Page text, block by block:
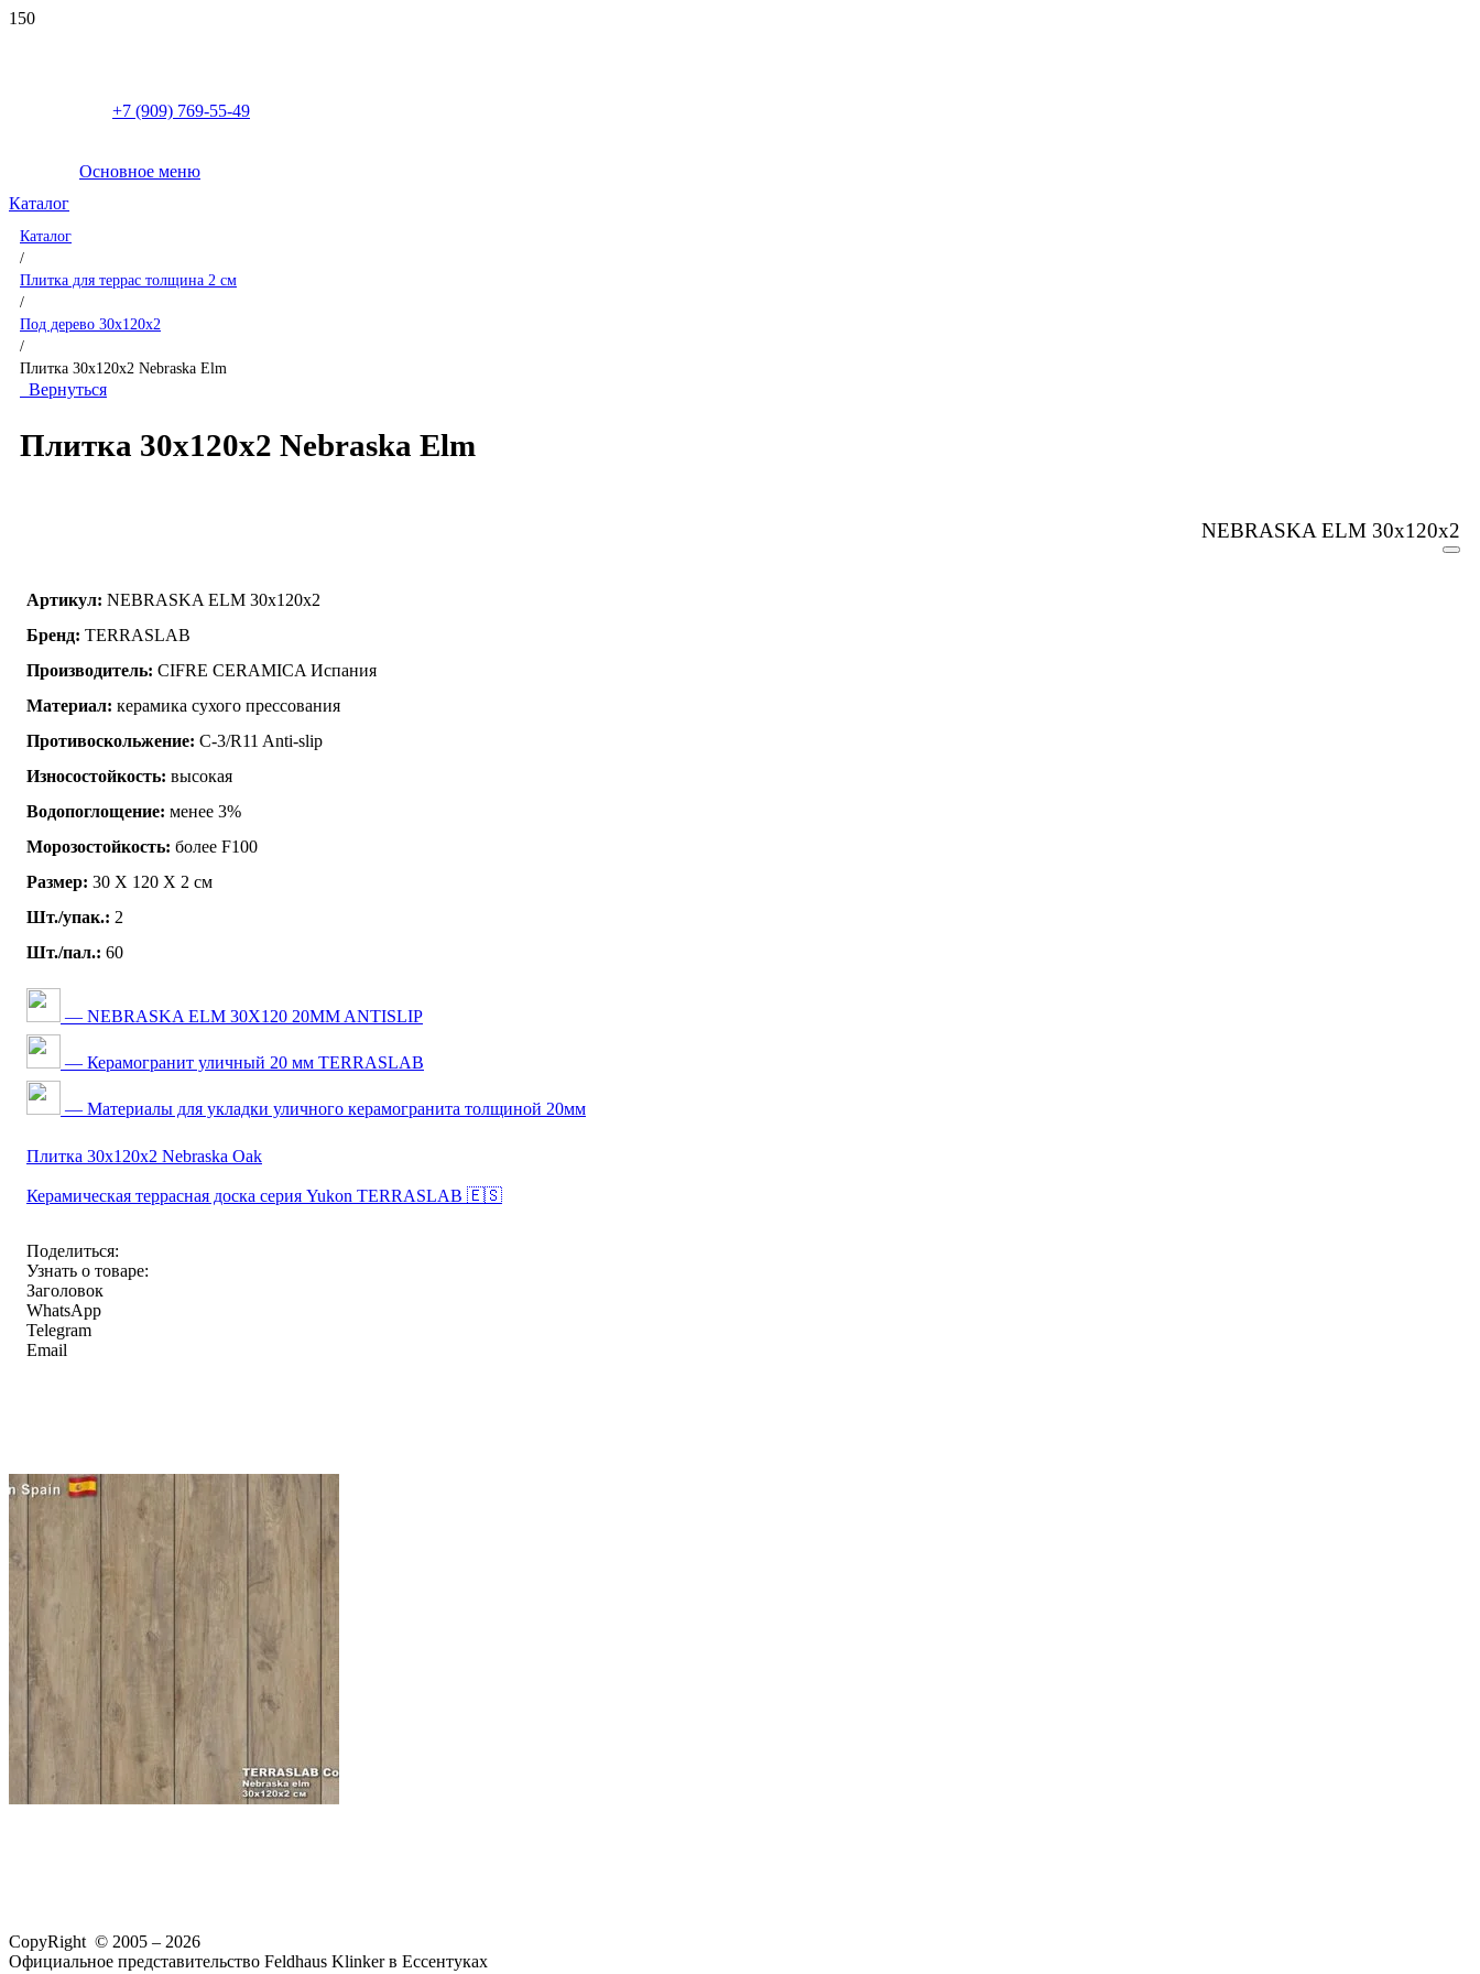
+7 (909) 769-55-49
Основное меню
Каталог
Каталог
/
Плитка для террас толщина 2 см
/
Под дерево 30x120x2
/
Плитка 30x120x2 Nebraska Elm
Вернуться
Плитка 30x120x2 Nebraska Elm
NEBRASKA ELM 30x120x2
Артикул: NEBRASKA ELM 30x120x2
Бренд: TERRASLAB
Производитель: CIFRE CERAMICA Испания
Материал: керамика сухого прессования
Противоскольжение: C-3/R11 Anti-slip
Износостойкость: высокая
Водопоглощение: менее 3%
Морозостойкость: более F100
Размер: 30 Х 120 Х 2 см
Шт./упак.: 2
Шт./пал.: 60
— NEBRASKA ELM 30X120 20MM ANTISLIP
— Керамогранит уличный 20 мм TERRASLAB
— Материалы для укладки уличного керамогранита толщиной 20мм
Плитка 30x120x2 Nebraska Oak
Керамическая террасная доска серия Yukon TERRASLAB 🇪🇸
Поделиться:
Узнать о товаре:
Заголовок
WhatsApp
Telegram
Email
CopyRight © 2005 – 2026
Официальное представительство Feldhaus Klinker в Ессентуках